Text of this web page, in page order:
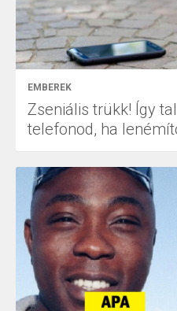
EMBEREK
Zseniális trükk! Így
telefonod, ha